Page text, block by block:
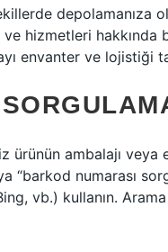
depolamanıza
hizmetleri
envanter ve lojistiği
ürünün ambalajı
“barkod numarası
vb.) kullanın.